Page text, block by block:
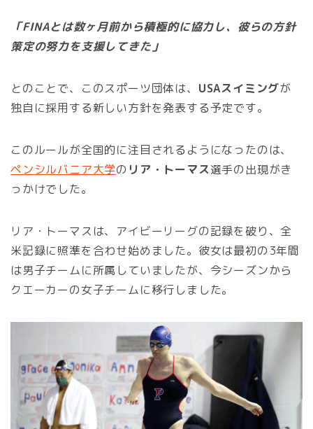
「FINAとは数ヶ月前から積極的に協力し、彼らの方針
策定の努力を支援してきた」
とのことで、このスポーツ団体は、 USAスイミングが
独自に採用する新しい方針を発表する予定です。
このルールが全国的に注目されるようになったのは、
ペンシルバニア大学の リア・トーマス選手の出現がき
っかけでした。
リア・トーマスは、アイビーリーグの記録を破り、全
米記録に照準を合わせ始めました。彼女は最初の3年間
は男子チームに所属していましたが、今シーズンから
クエーカーの女子チームに移行しました。